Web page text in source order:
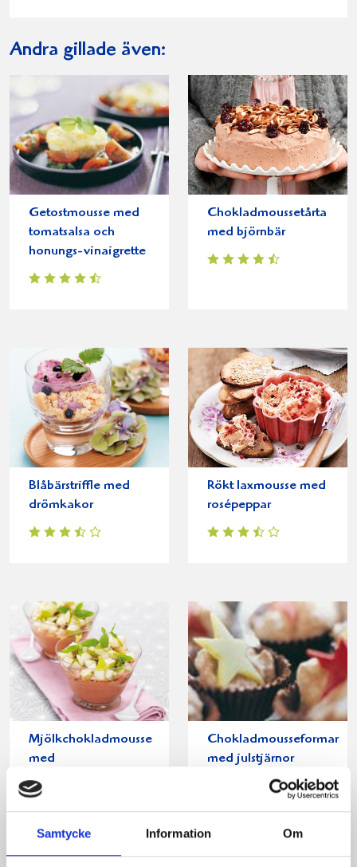
Samtycke Information Om
Andra gillade även:
Getostmousse med
tomatsalsa och
honungs-vinaigrette
Chokladmoussetårta
med björnbär
Blåbärstriffle med
drömkakor
Rökt laxmousse med
rosépeppar
Mjölkchokladmousse
med
ingefärsmarinerade
päron
Chokladmousseformar
med julstjärnor